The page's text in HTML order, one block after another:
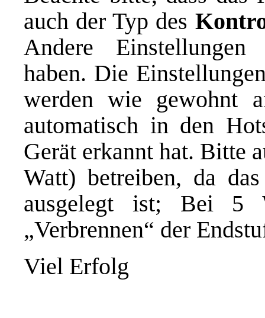
auch der Typ des
Andere
haben. Die
werden wie gewohnt
automatisch in den
Gerät erkannt hat. Bitte
Watt) betreiben, da
ausgelegt ist; Bei 5
„Verbrennen“ der
Viel Erfolg